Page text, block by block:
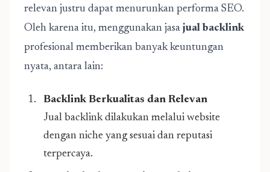
relevan justru dapat menurunkan performa SEO.
Oleh karena itu, menggunakan jasa jual backlink
profesional memberikan banyak keuntungan
nyata, antara lain:
Backlink Berkualitas dan Relevan
Jual backlink dilakukan melalui website
dengan niche yang sesuai dan reputasi
terpercaya.